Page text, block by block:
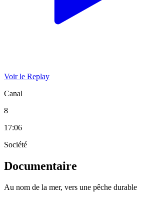
Voir le Replay
Canal
8
17:06
Société
Documentaire
Au nom de la mer, vers une pêche durable